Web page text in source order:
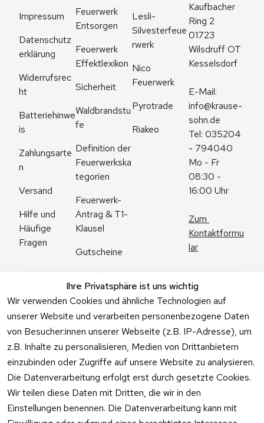
Ihre Privatsphäre ist uns wichtig
Wir verwenden Cookies und ähnliche Technologien auf
unserer Website und verarbeiten personenbezogene Daten
von Besucher:innen unserer Webseite (z.B. IP-Adresse), um
z.B. Inhalte zu personalisieren, Medien von Drittanbietern
einzubinden oder Zugriffe auf unsere Website zu analysieren.
Die Datenverarbeitung erfolgt erst durch gesetzte Cookies.
Wir teilen diese Daten mit Dritten, die wir in den
Einstellungen benennen. Die Datenverarbeitung kann mit
Impressum
Datenschutz
erklärung
Widerrufsrec
ht
Batteriehinwe
is
Zahlungsarte
n
Versand
Hilfe und
Häufige
Fragen
Feuerwerk
Entsorgen
Feuerwerk
Effektlexikon
Sicherheit
Waldbrandstu
fe
Definition der
Feuerwerkska
tegorien
Feuerwerk-
Antrag & T1-
Klausel
Gutscheine
Angebote
Feuerwerk
Online kaufen
Lesli-
Silvesterfeue
rwerk
Nico
Feuerwerk
Pyrotrade
Riakeo
Kaufbacher
Ring 2
01723
Wilsdruff OT
Kesselsdorf
info@krause-
sohn.de
Tel: 035204
- 794040
Mo - Fr
08:30 -
16:00 Uhr
Zum
Kontaktformu
lar
Vertrag
widerrufen